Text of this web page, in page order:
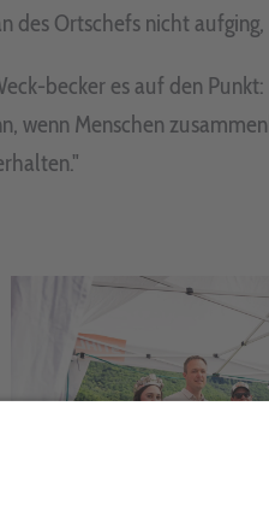
des Ortschefs nicht
becker es auf den
wenn Menschen